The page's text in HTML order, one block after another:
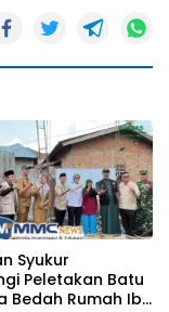
Syukur
Peletakan Batu
Bedah Rumah Ibu